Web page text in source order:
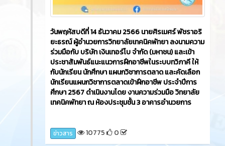
วันพฤหัสบดีที่ 14 ธันวาคม 2566​ นายศิรเมศร์ พัชราอริ
ยะธรณ์ ผู้อำนวยการวิทยาลัยเทคนิคพัทยา ลงนามความ
ร่วมมือกับ บริษัท เงินเทอร์โบ จำกัด (มหาชน) และเข้า
ประชาสัมพันธ์แนะแนวการฝึกอาชีพในระบบทวิภาคี ให้
กับนักเรียน นักศึกษา แผนกวิชาการตลาด และคัดเลือก
นักเรียนแผนกวิชาการตลาดเข้าฝึกอาชีพ ประจำปีการ
ศึกษา 2567 ดำเนินงานโดย งานความร่วมมือ วิทยาลัย
เทคนิคพัทยา ณ ห้องประชุมชั้น 3 อาคารอำนวยการ
ข่าวสาร 10775 0